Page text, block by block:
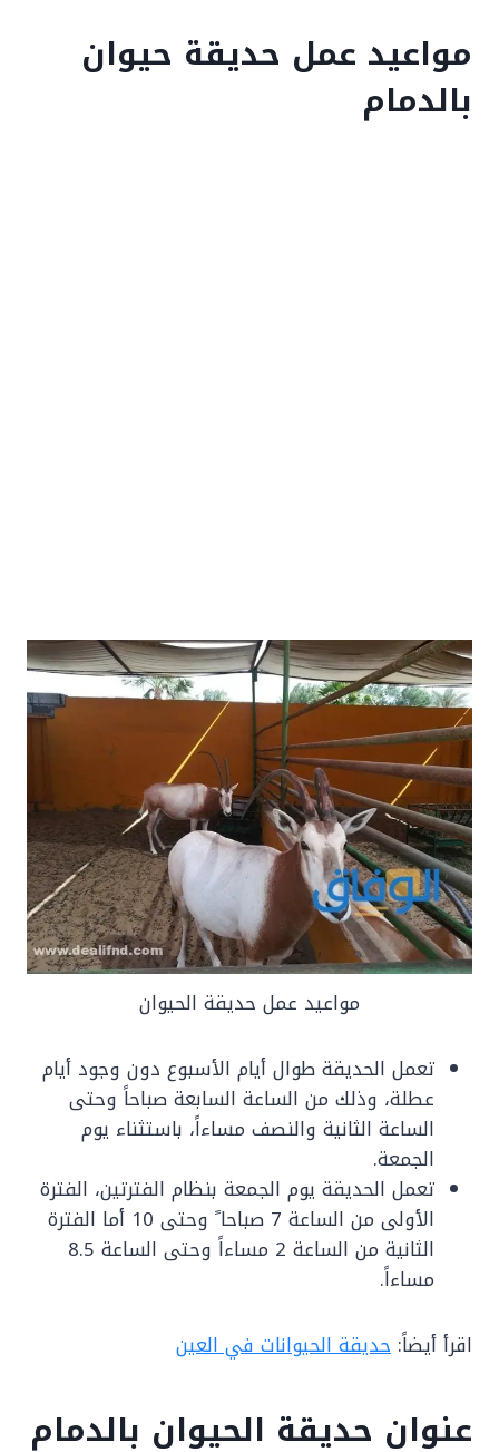
مواعيد عمل حديقة حيوان
بالدمام
مواعيد عمل حديقة الحيوان
تعمل الحديقة طوال أيام الأسبوع دون وجود أيام
عطلة، وذلك من الساعة السابعة صباحاً وحتى
الساعة الثانية والنصف مساءاً، باستثناء يوم
الجمعة.
تعمل الحديقة يوم الجمعة بنظام الفترتين، الفترة
الأولى من الساعة 7 صباحا ً وحتى 10 أما الفترة
الثانية من الساعة 2 مساءاً وحتى الساعة 8.5
مساءاً.
اقرأ أيضاً: حديقة الحيوانات في العين
عنوان حديقة الحيوان بالدمام